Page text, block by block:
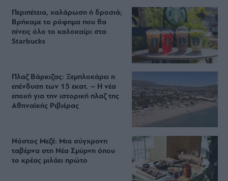
Περιπέτεια, χαλάρωση ή δροσιά;
Βρήκαμε το ρόφημα που θα
πίνεις όλο το καλοκαίρι στα
Starbucks
Πλαζ Βάρκιζας: Ξεμπλοκάρει η
επένδυση των 15 εκατ. – Η νέα
εποχή για την ιστορική πλαζ της
Αθηναϊκής Ριβιέρας
Νόστος Μεζέ: Μια σύγχρονη
ταβέρνα στη Νέα Σμύρνη όπου
το κρέας μιλάει πρώτο